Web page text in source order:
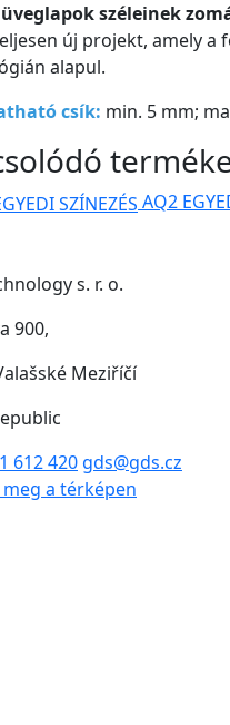
üveglapok széleinek
új projekt, amely
alapul.
csík: min. 5 mm;
AQ2
s. r. o.
900,
Meziříčí
612 420 gds@gds.cz
a térképen